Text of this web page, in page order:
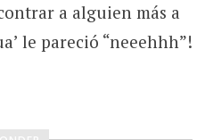
a alguien más a
le pareció “neeehhh”!